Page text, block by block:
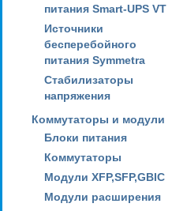
питания Smart-UPS VT
Источники
бесперебойного
питания Symmetra
Стабилизаторы
напряжения
Коммутаторы и модули
Блоки питания
Коммутаторы
Модули XFP,SFP,GBIC
Модули расширения